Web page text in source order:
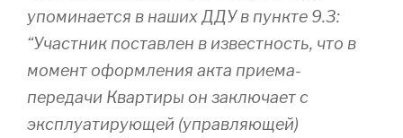
упоминается в наших ДДУ в пункте 9.3:
“Участник поставлен в известность, что в
момент оформления акта приема-
передачи Квартиры он заключает с
эксплуатирующей (управляющей)